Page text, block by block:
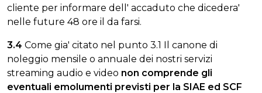
cliente per informare dell' accaduto che dicedera'
nelle future 48 ore il da farsi.
3.4 Come gia' citato nel punto 3.1 Il canone di
noleggio mensile o annuale dei nostri servizi
streaming audio e video non comprende gli
eventuali emolumenti previsti per la SIAE ed SCF